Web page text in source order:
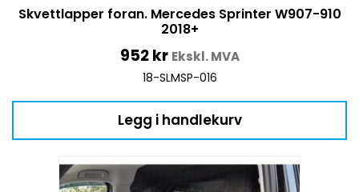
Skvettlapper foran. Mercedes Sprinter W907-910
2018+
952kr Ekskl. MVA
18-SLMSP-016
Legg i handlekurv